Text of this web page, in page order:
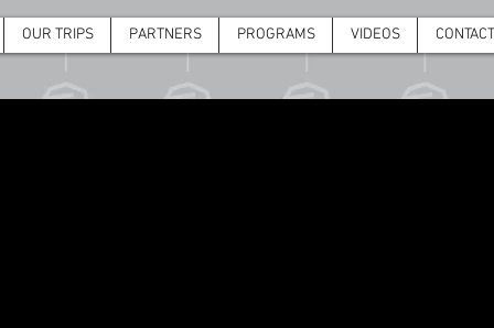
OUR TRIPS PARTNERS PROGRAMS VIDEOS